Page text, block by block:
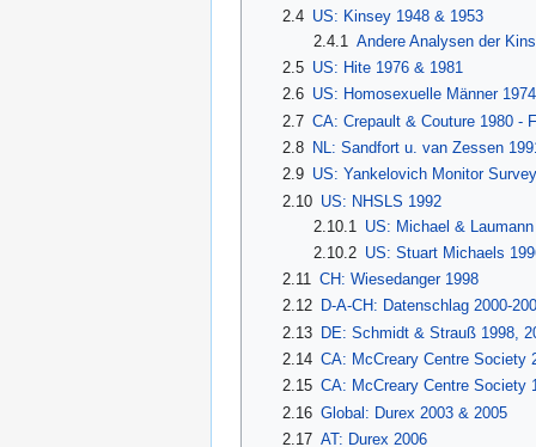
2.4 US: Kinsey 1948 & 1953
2.4.1
Andere Analysen der
2.5 US: Hite 1976 & 1981
2.6 US: Homosexuelle Männer
2.7 CA: Crepault & Couture 1980 -
2.8
NL: Sandfort u. van Zessen
2.9 US: Yankelovich Monitor
2.10 US: NHSLS 1992
2.10.1
US: Michael &
2.10.2 US: Stuart Michaels
2.11 CH: Wiesedanger 1998
2.12
D-A-CH: Datenschlag 2000-
2.13
DE: Schmidt & Strauß 1998,
2.14 CA: McCreary Centre Society
2.15 CA: McCreary Centre Society
2.16 Global: Durex 2003 & 2005
2.17 AT: Durex 2006